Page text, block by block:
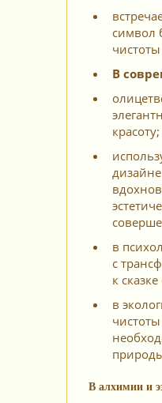
символ
В
красоту;
в
с
к
в
В алхимии и